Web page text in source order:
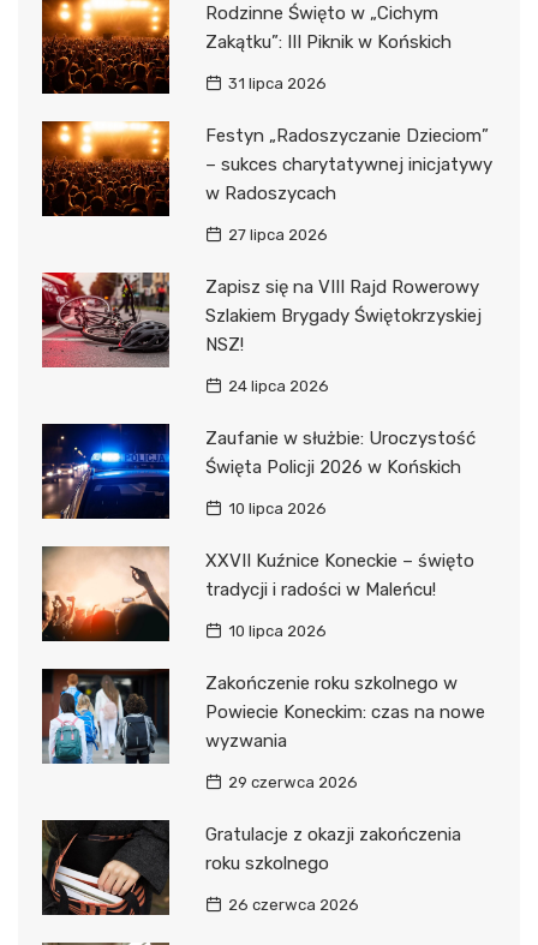
Rodzinne Święto w „Cichym
Zakątku”: III Piknik w Końskich
31 lipca 2026
Festyn „Radoszyczanie Dzieciom”
– sukces charytatywnej inicjatywy
w Radoszycach
27 lipca 2026
Zapisz się na VIII Rajd Rowerowy
Szlakiem Brygady Świętokrzyskiej
NSZ!
24 lipca 2026
Zaufanie w służbie: Uroczystość
Święta Policji 2026 w Końskich
10 lipca 2026
XXVII Kuźnice Koneckie – święto
tradycji i radości w Maleńcu!
10 lipca 2026
Zakończenie roku szkolnego w
Powiecie Koneckim: czas na nowe
wyzwania
29 czerwca 2026
Gratulacje z okazji zakończenia
roku szkolnego
26 czerwca 2026